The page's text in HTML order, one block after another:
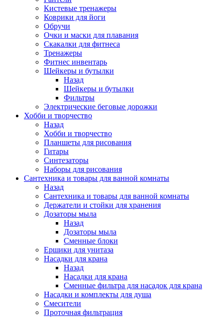
Кистевые тренажеры
Коврики для йоги
Обручи
Очки и маски для плавания
Скакалки для фитнеса
Тренажеры
Фитнес инвентарь
Шейкеры и бутылки
Назад
Шейкеры и бутылки
Фильтры
Электрические беговые дорожки
Хобби и творчество
Назад
Хобби и творчество
Планшеты для рисования
Гитары
Синтезаторы
Наборы для рисования
Сантехника и товары для ванной комнаты
Назад
Сантехника и товары для ванной комнаты
Держатели и стойки для хранения
Дозаторы мыла
Назад
Дозаторы мыла
Сменные блоки
Ершики для унитаза
Насадки для крана
Назад
Насадки для крана
Сменные фильтра для насадок для крана
Насадки и комплекты для душа
Смесители
Проточная фильтрация